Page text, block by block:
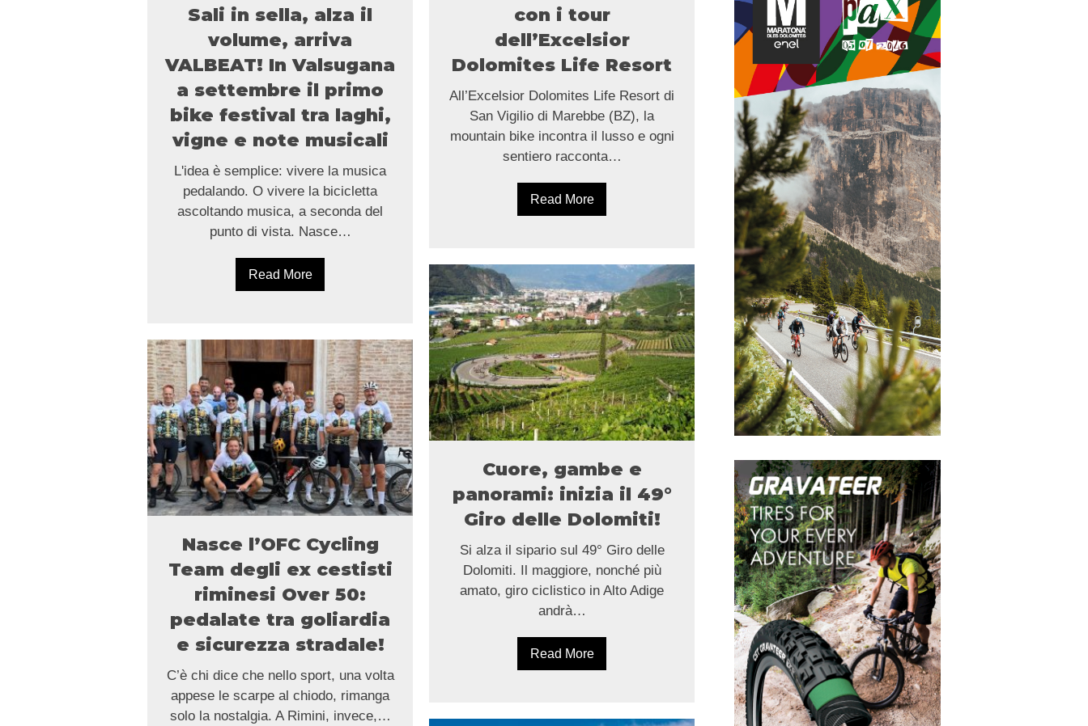
con i tour
dell’Excelsior
Dolomites Life Resort
All’Excelsior Dolomites Life Resort di
San Vigilio di Marebbe (BZ), la
mountain bike incontra il lusso e ogni
sentiero racconta…
Read More
Sali in sella, alza il
volume, arriva
VALBEAT! In Valsugana
a settembre il primo
bike festival tra laghi,
vigne e note musicali
L'idea è semplice: vivere la musica
pedalando. O vivere la bicicletta
ascoltando musica, a seconda del
punto di vista. Nasce…
Read More
Cuore, gambe e
panorami: inizia il 49°
Giro delle Dolomiti!
Si alza il sipario sul 49° Giro delle
Dolomiti. Il maggiore, nonché più
amato, giro ciclistico in Alto Adige
andrà…
Read More
Nasce l’OFC Cycling
Team degli ex cestisti
riminesi Over 50:
pedalate tra goliardia
e sicurezza stradale!
C’è chi dice che nello sport, una volta
appese le scarpe al chiodo, rimanga
solo la nostalgia. A Rimini, invece,…